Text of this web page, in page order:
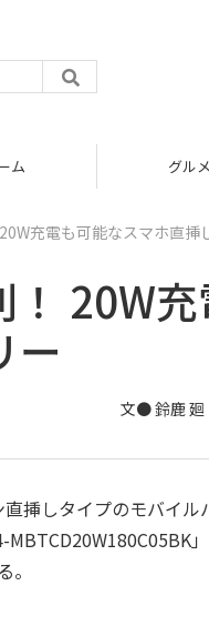
ム グルメ
充電も可能なスマホ直挿
20W
ー
文● 鈴鹿
挿しタイプのモバイ